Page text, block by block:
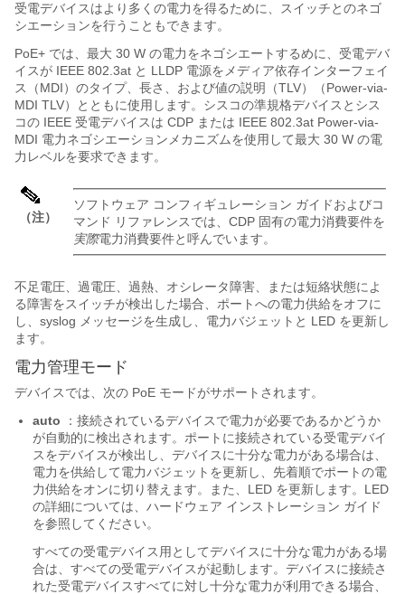
受電デバイスはより多くの電力を得るために、スイッチとのネゴ
シエーションを行うこともできます。
PoE+ では、最大 30 W の電力をネゴシエートするめに、受電デバ
イスが IEEE 802.3at と LLDP 電源をメディア依存インターフェイ
ス（MDI）のタイプ、長さ、および値の説明（TLV）（Power-via-
MDI TLV）とともに使用します。シスコの準規格デバイスとシス
コの IEEE 受電デバイスは CDP または IEEE 802.3at Power-via-
MDI 電力ネゴシエーションメカニズムを使用して最大 30 W の電
力レベルを要求できます。
（注）
ソフトウェア コンフィギュレーション ガイドおよびコ
マンド リファレンスでは、CDP 固有の電力消費要件を
実際電力消費要件と呼んでいます。
不足電圧、過電圧、過熱、オシレータ障害、または短絡状態によ
る障害をスイッチが検出した場合、ポートへの電力供給をオフに
し、syslog メッセージを生成し、電力バジェット と LED を更新し
ます。
電力管理モード
デバイスでは、次の PoE モードがサポートされます。
auto
：接続されているデバイスで電力が必要であるかどうか
が自動的に検出されます。ポートに接続されている受電デバイ
スをデバイスが検出し、デバイスに十分な電力がある場合は、
電力を供給して電力バジェットを更新し、先着順でポートの電
力供給をオンに切り替えます。
また、LED を更新します。LED
の詳細については、ハードウェア インストレーション ガイド
を参照してください。
すべての受電デバイス用としてデバイスに十分な電力がある場
合は、すべての受電デバイスが起動します。デバイスに接続さ
れた受電デバイスすべてに対し十分な電力が利用できる場合、